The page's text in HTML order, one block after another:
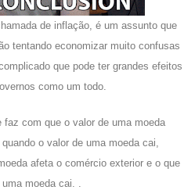
de inflação, é um assunto que
tentando economizar muito confusas
que pode ter grandes efeitos
como um todo.
com que o valor de uma moeda
o valor de uma moeda cai,
afeta o comércio exterior e o que
moeda cai. .